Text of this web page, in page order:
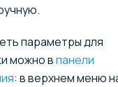
параметры для
можно впанели
: в верхнем меню